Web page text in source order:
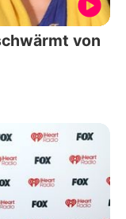
von